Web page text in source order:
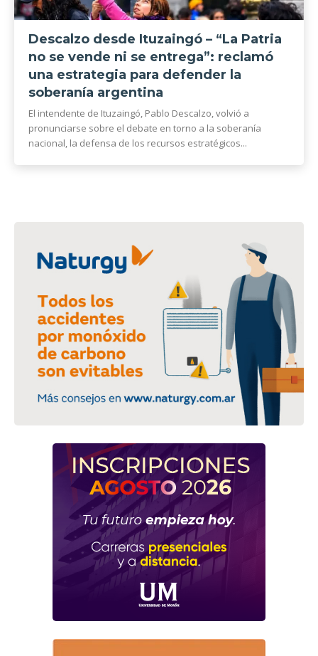
Descalzo desde Ituzaingó – “La Patria
no se vende ni se entrega”: reclamó
una estrategia para defender la
soberanía argentina
El intendente de Ituzaingó, Pablo Descalzo, volvió a
pronunciarse sobre el debate en torno a la soberanía
nacional, la defensa de los recursos estratégicos...